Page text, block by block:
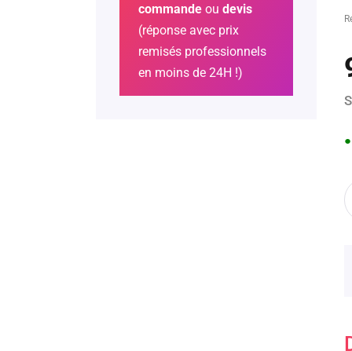
●
commande ou devis
(réponse avec prix
remisés professionnels
en moins de 24H !)